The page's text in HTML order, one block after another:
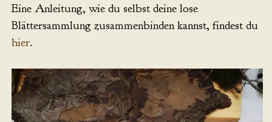
Eine Anleitung, wie du selbst deine lose
Blättersammlung zusammenbinden kannst, findest du
hier.